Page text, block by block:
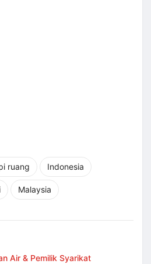
ruang Indonesia
Malaysia
Air & Pemilik Syarikat